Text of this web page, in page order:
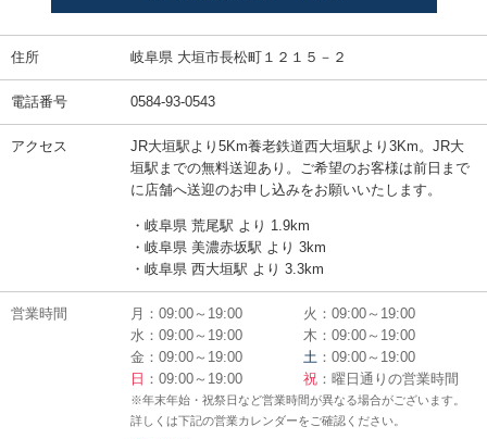
住所 岐阜県 大垣市長松町１２１５－２
電話番号 0584-93-0543
アクセス
JR大垣駅より5Km養老鉄道西大垣駅より3Km。JR大
垣駅までの無料送迎あり。ご希望のお客様は前日まで
に店舗へ送迎のお申し込みをお願いいたします。
・岐阜県 荒尾駅 より 1.9km
・岐阜県 美濃赤坂駅 より 3km
・岐阜県 西大垣駅 より 3.3km
営業時間 月：09:00～19:00
火：09:00～19:00
水：09:00～19:00
木：09:00～19:00
金：09:00～19:00
土 ：09:00～19:00
日 ：09:00～19:00 祝 ：曜日通りの営業時間
※年末年始・祝祭日など営業時間が異なる場合がございます。
詳しくは下記の営業カレンダーをご確認ください。